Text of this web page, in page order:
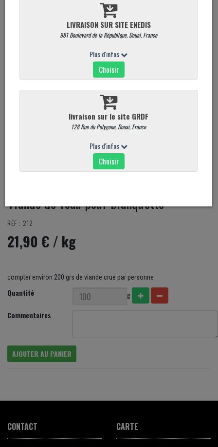
Viande de veau pour blanquette
RÉF : 212
21,90 €/ kg
compter environ 200 grs de viande crue par personne
Quantité g
Commentaires
AJOUTER AU PANIER
CONTACT CARTE